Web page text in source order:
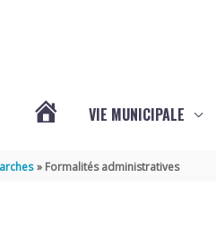
VIE MUNICIPALE
Formalités administratives